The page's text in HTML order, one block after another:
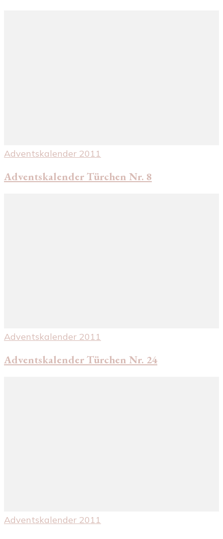
Adventskalender 2011
Adventskalender Türchen Nr. 8
Adventskalender 2011
Adventskalender Türchen Nr. 24
Adventskalender 2011